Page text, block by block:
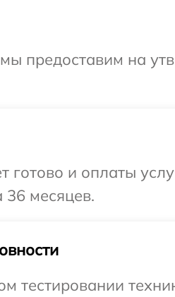
предоставим на
готово и оплаты
36 месяцев.